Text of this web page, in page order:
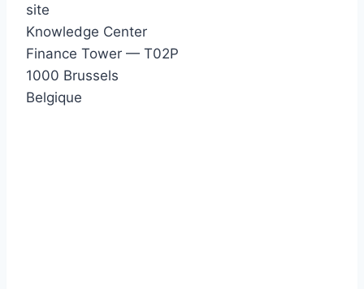
site
Knowledge Center
Finance Tower — T02P
1000 Brussels
Belgique